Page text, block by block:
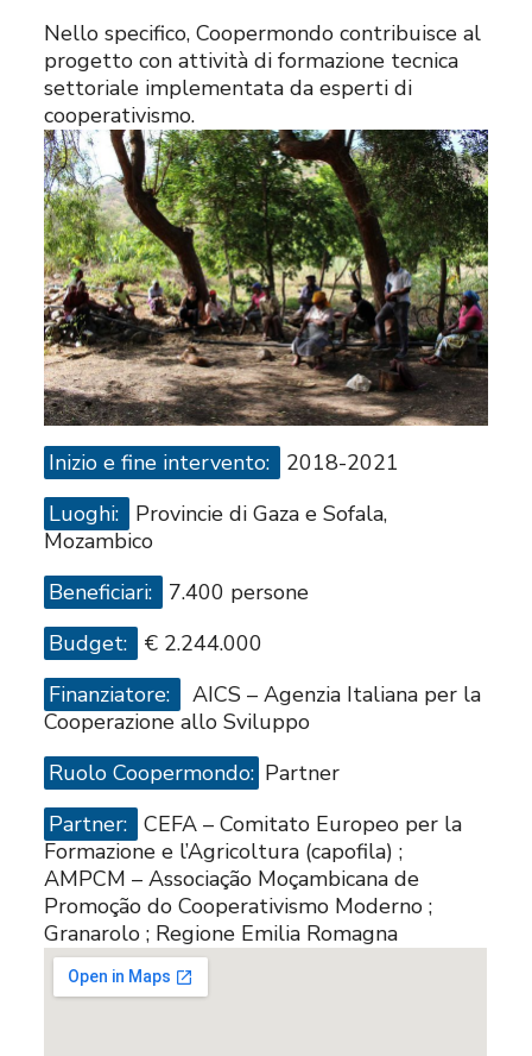
Nello specifico, Coopermondo contribuisce al
progetto con attività di formazione tecnica
settoriale implementata da esperti di
cooperativismo.
Inizio e fine intervento:
2018-2021
Luoghi:
Provincie di Gaza e Sofala,
Mozambico
Beneficiari:
7.400 persone
Budget:
€ 2.244.000
Finanziatore:
AICS – Agenzia Italiana per la
Cooperazione allo Sviluppo
Ruolo Coopermondo: Partner
Partner: CEFA – Comitato Europeo per la
Formazione e l’Agricoltura (capofila) ;
AMPCM – Associação Moçambicana de
Promoção do Cooperativismo Moderno ;
Granarolo ; Regione Emilia Romagna